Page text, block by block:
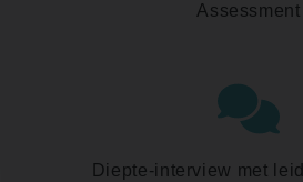
Assessment
Diepte-interview met